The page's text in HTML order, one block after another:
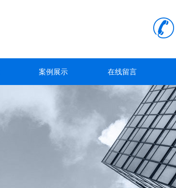
案例展示 在线留言